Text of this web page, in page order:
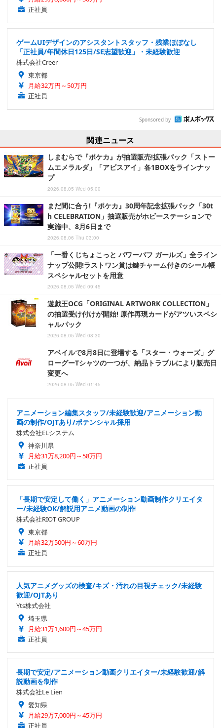
正社員
ゲームUIデザインのアシスタントスタッフ・残業ほぼなし
「正社員/年間休日125日/SE志望歓迎」・未経験歓迎
株式会社Creer
東京都
月給32万円～50万円
正社員
Sponsored by
関連ニュース
しまむらで『ポケカ』が抽選販売!拡張パック「ストー
ムエメラルダ」「アビスアイ」各1BOXをラインナッ
プ
2026.08.05 Wed 05:00
まだ間に合う!『ポケカ』30周年記念拡張パック「30t
h CELEBRATION」抽選販売がホビーステーションで
実施中、8月6日まで
2026.08.06 Thu 03:00
「一番くじちょこっと パワーパフ ガールズ」全ライン
ナップ公開!ラストワン賞は鍵チャーム付きのシール帳
スペシャルセットを用意
2026.08.05 Wed 09:45
遊戯王OCG「ORIGINAL ARTWORK COLLECTION」
の抽選受け付けが開始! 原作再現カードがアツいスペシ
ャルパック
2026.08.05 Wed 08:30
アベイルで8月8日に登場する「スター・ウォーズ」グ
ローグーTシャツの一つが、納品トラブルにより販売日
変更へ
2026.08.05 Wed 01:45
アニメーション編集スタッフ/未経験歓迎/アニメーション動
画の制作/OJTあり/ポテンシャル採用
株式会社ELシステム
神奈川県
月給31万8,200円～58万円
正社員
「長期で安定して働く」アニメーション動画制作クリエイタ
ー/未経験OK/解説用アニメ動画の制作
株式会社RIOT GROUP
東京都
月給32万500円～60万円
正社員
人気アニメグッズの検査/キズ・汚れの目視チェック/未経験
歓迎/OJTあり
Yts株式会社
埼玉県
月給31万1,600円～45万円
正社員
長期で安定/アニメーション動画クリエイター/未経験歓迎/解
説動画を制作
株式会社Le Lien
愛知県
月給29万7,000円～45万円
正社員